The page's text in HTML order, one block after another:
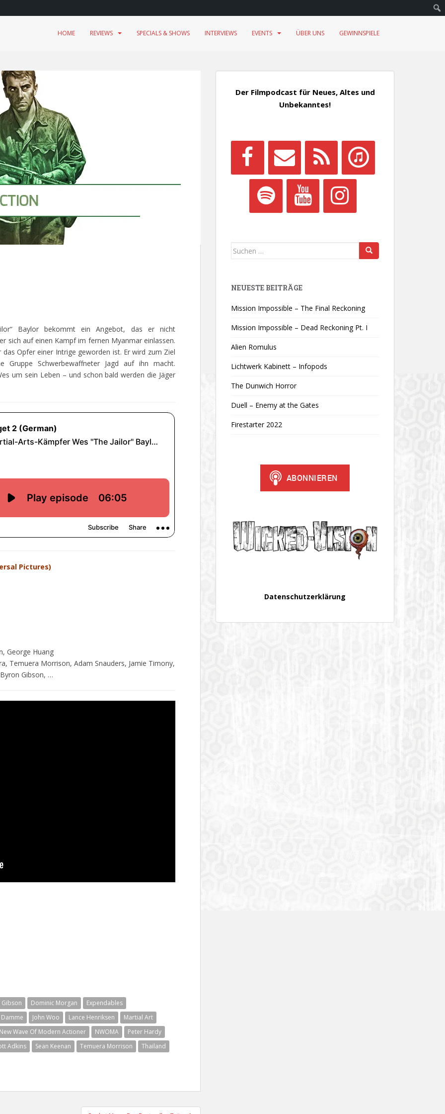
HOME REVIEWS SPECIALS & SHOWS INTERVIEWS EVENTS ÜBER UNS GEWINNSPIELE
Baylor bekommt ein Angebot, das er nicht
sich auf einen Kampf im fernen Myanmar einlassen.
Opfer einer Intrige geworden ist. Er wird zum Ziel
Gruppe Schwerbewaffneter Jagd auf ihn macht.
um sein Leben – und schon bald werden die Jäger
Pictures)
George Huang
Temuera Morrison, Adam Snauders, Jamie Timony,
Gibson, …
Dominic Morgan
Expendables
Damme John Woo Lance Henriksen
Martial Art
New Wave Of Modern Actioner NWOMA
Peter Hardy
Adkins Sean Keenan Temuera Morrison
Thailand
Der Filmpodcast für Neues, Altes und
Unbekanntes!
Suchen
NEUESTE BEITRÄGE
Mission Impossible – The Final Reckoning
Mission Impossible – Dead Reckoning Pt. I
Alien Romulus
Lichtwerk Kabinett – Infopods
The Dunwich Horror
Duell – Enemy at the Gates
Firestarter 2022
Datenschutzerklärung